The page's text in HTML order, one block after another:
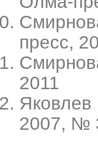
пресс,
2011
Яковлев
2007, №